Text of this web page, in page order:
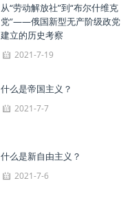
从“劳动解放社”到“布尔什维克
党”——俄国新型无产阶级政党
建立的历史考察
2021-7-19
什么是帝国主义？
2021-7-7
什么是新自由主义？
2021-7-6